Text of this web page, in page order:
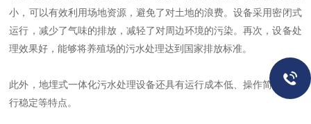
小，可以有效利用场地资源，避免了对土地的浪费。设备采用密闭式
运行，减少了气味的排放，减轻了对周边环境的污染。再次，设备处
理效果好，能够将养殖场的污水处理达到国家排放标准。
此外，地埋式一体化污水处理设备还具有运行成本低、操作简便、运
行稳定等特点。